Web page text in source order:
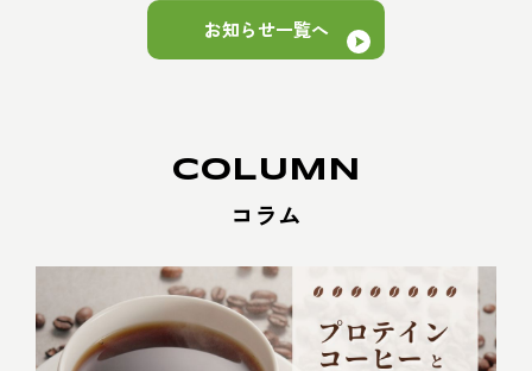
お知らせ一覧へ
COLUMN
コラム